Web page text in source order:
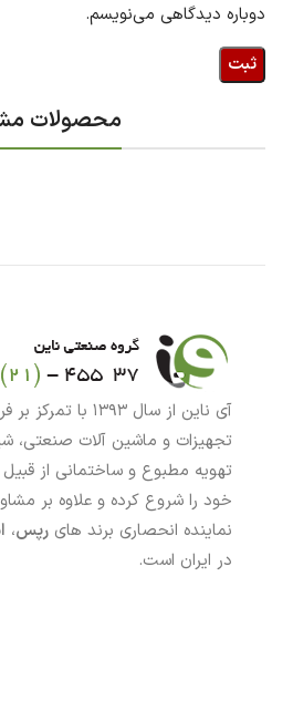
دوباره دیدگاهی می‌نویسم.
محصولات
آی ناین از سال
تجهیزات و ماشین آلات صنعتی،
تهویه مطبوع و ساختمانی از
خود را شروع کرده و علاوه بر
نماینده انحصاری برند های رپس،
در ایران است.